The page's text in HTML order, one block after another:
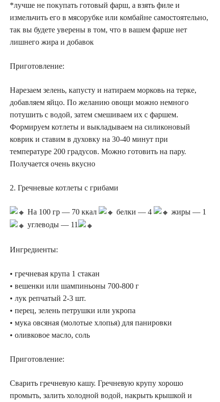
*лучше не покупать готовый фарш, а взять филе и
измельчить его в мясорубке или комбайне самостоятельно,
так вы будете уверены в том, что в вашем фарше нет
лишнего жира и добавок
Приготовление:
Нарезаем зелень, капусту и натираем морковь на терке,
добавляем яйцо. По желанию овощи можно немного
потушить с водой, затем смешиваем их с фаршем.
Формируем котлеты и выкладываем на силиконовый
коврик и ставим в духовку на 30-40 минут при
температуре 200 градусов. Можно готовить на пару.
Получается очень вкусно
2. Гречневые котлеты с грибами
На 100 гр — 70 ккал белки — 4
жиры — 1
углеводы — 11
Ингредиенты:
• гречневая крупа 1 стакан
• вешенки или шампиньоны 700-800 г
• лук репчатый 2-3 шт.
• перец, зелень петрушки или укропа
• мука овсяная (молотые хлопья) для панировки
• оливковое масло, соль
Приготовление:
Сварить гречневую кашу. Гречневую крупу хорошо
промыть, залить холодной водой, накрыть крышкой и